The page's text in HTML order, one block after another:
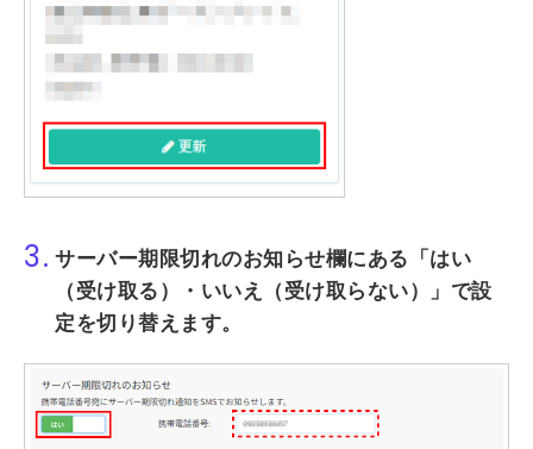
3. サーバー期限切れのお知らせ欄にある「はい
（受け取る）・いいえ（受け取らない）」で設
定を切り替えます。